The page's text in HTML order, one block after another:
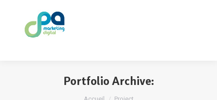
Portfolio Archive:
Vous êtes ici :